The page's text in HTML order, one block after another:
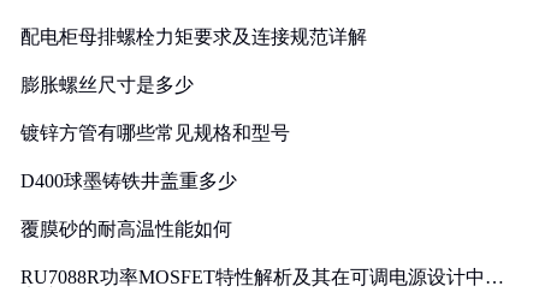
配电柜母排螺栓力矩要求及连接规范详解
膨胀螺丝尺寸是多少
镀锌方管有哪些常见规格和型号
D400球墨铸铁井盖重多少
覆膜砂的耐高温性能如何
RU7088R功率MOSFET特性解析及其在可调电源设计中的